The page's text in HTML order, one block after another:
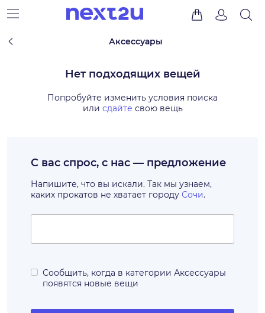
Аксессуары
Нет подходящих вещей
Попробуйте изменить условия поиска
или сдайте свою вещь
С вас спрос, с нас — предложение
Напишите, что вы искали. Так мы узнаем,
каких прокатов не хватает городу Сочи.
Сообщить, когда в категории Аксессуары
появятся новые вещи